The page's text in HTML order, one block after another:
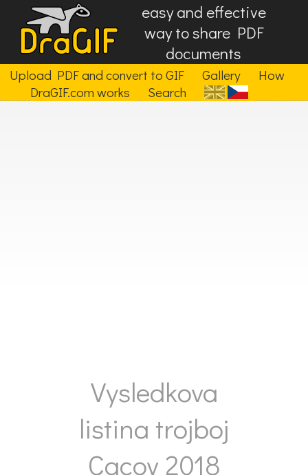
easy and effective
way to share PDF
documents
Upload PDF and convert to GIF Gallery
How
DraGIF.com works
Search
Vysledkova
listina trojboj
Cacov 2018